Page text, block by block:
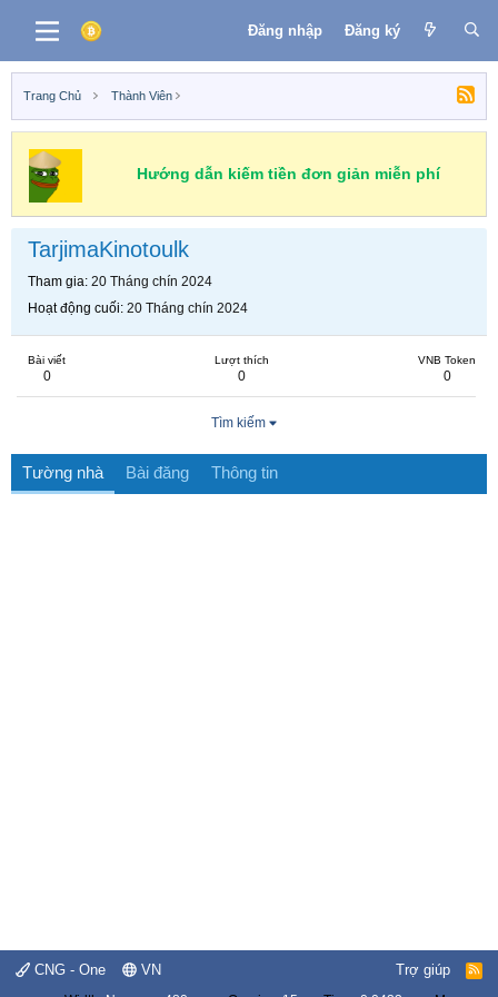
Đăng nhập Đăng ký
Trang Chủ Thành Viên
Hướng dẫn kiếm tiền đơn giản miễn phí
TarjimaKinotoulk
Tham gia 20 Tháng chín 2024
Hoạt động cuối 20 Tháng chín 2024
Bài viết
0
Lượt thích
0
VNB Token
0
Tìm kiếm
Tường nhà Bài đăng Thông tin
CNG - One VN Trợ giúp
R